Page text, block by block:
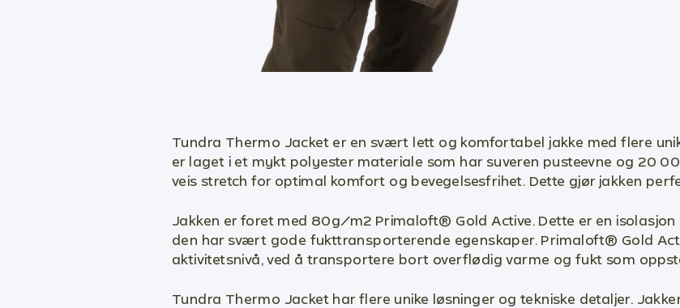
Tundra Thermo Jacket er en svært lett og komfortabel jakke med flere
er laget i et mykt polyester materiale som har suveren pusteevne og 20
veis stretch for optimal komfort og bevegelsesfrihet. Dette gjør jakken
Jakken er foret med 80g/m2 Primaloft® Gold Active. Dette er en
den har svært gode fukttransporterende egenskaper. Primaloft® Gold
aktivitetsnivå, ved å transportere bort overflødig varme og fukt som
Tundra Thermo Jacket har flere unike løsninger og tekniske detaljer.